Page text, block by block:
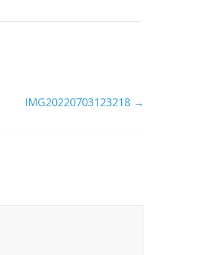
IMG20220703123218 →